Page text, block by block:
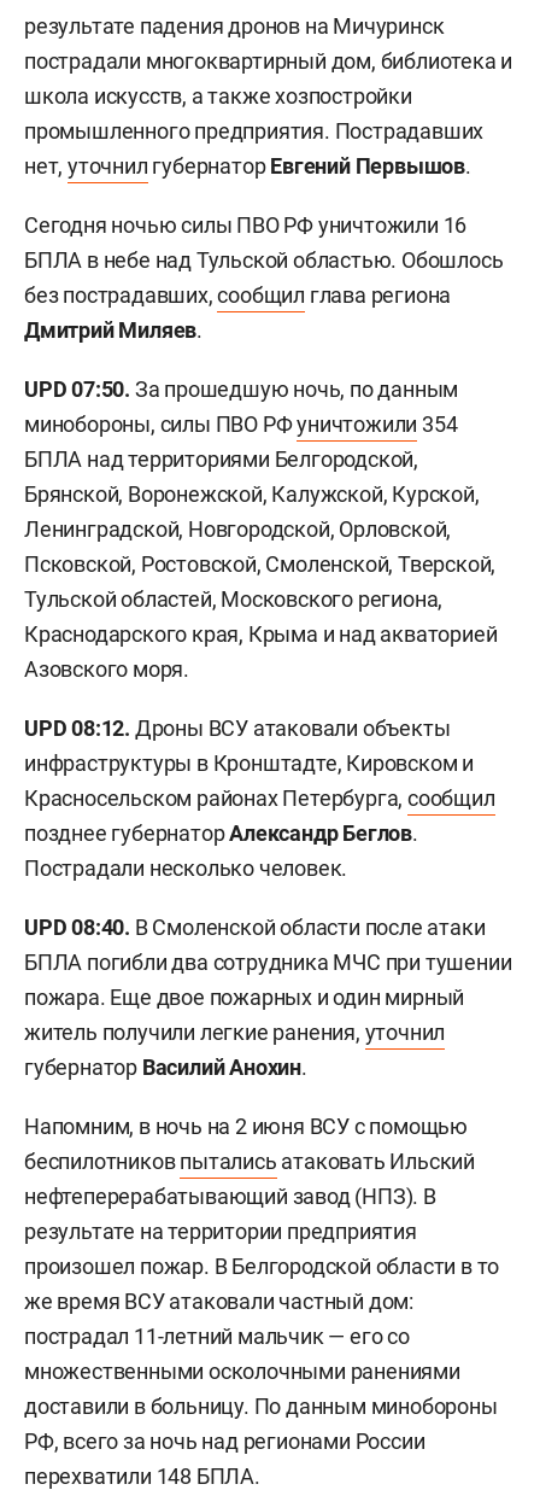
результате падения дронов на Мичуринск
пострадали многоквартирный дом, библиотека и
школа искусств, а также хозпостройки
промышленного предприятия. Пострадавших
нет, уточнил губернаторЕвгений Первышов.
Сегодня ночью силы ПВО РФ уничтожили 16
БПЛА в небе над Тульской областью. Обошлось
без пострадавших,сообщил глава региона
Дмитрий Миляев.
UPD 07:50. За прошедшую ночь, по данным
минобороны, силы ПВО РФуничтожили 354
БПЛА над территориями Белгородской,
Брянской, Воронежской, Калужской, Курской,
Ленинградской, Новгородской, Орловской,
Псковской, Ростовской, Смоленской, Тверской,
Тульской областей, Московского региона,
Краснодарского края, Крыма и над акваторией
Азовского моря.
UPD 08:12. Дроны ВСУ атаковали объекты
инфраструктуры в Кронштадте, Кировском и
Красносельском районах Петербурга, сообщил
позднее губернаторАлександр Беглов.
Пострадали несколько человек.
UPD 08:40. В Смоленской области после атаки
БПЛА погибли два сотрудника МЧС при тушении
пожара. Еще двое пожарных и один мирный
житель получили легкие ранения, уточнил
губернатор Василий Анохин.
Напомним, в ночь на 2 июня ВСУ с помощью
беспилотниковпытались атаковать Ильский
нефтеперерабатывающий завод (НПЗ). В
результате на территории предприятия
произошел пожар. В Белгородской области в то
же время ВСУ атаковали частный дом:
пострадал 11-летний мальчик — его со
множественными осколочными ранениями
доставили в больницу. По данным минобороны
РФ, всего за ночь над регионами России
перехватили 148 БПЛА.